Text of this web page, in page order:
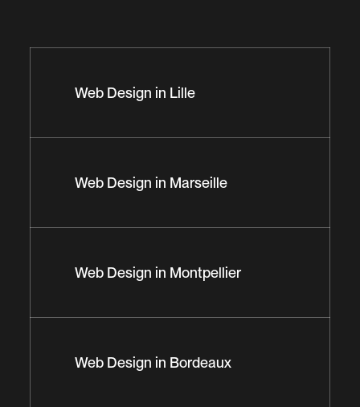
Web Design in Lille
Web Design in Marseille
Web Design in Montpellier
Web Design in Bordeaux